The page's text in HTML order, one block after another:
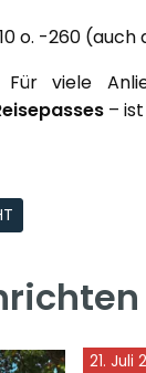
o. -260
viele
–
21. Juli